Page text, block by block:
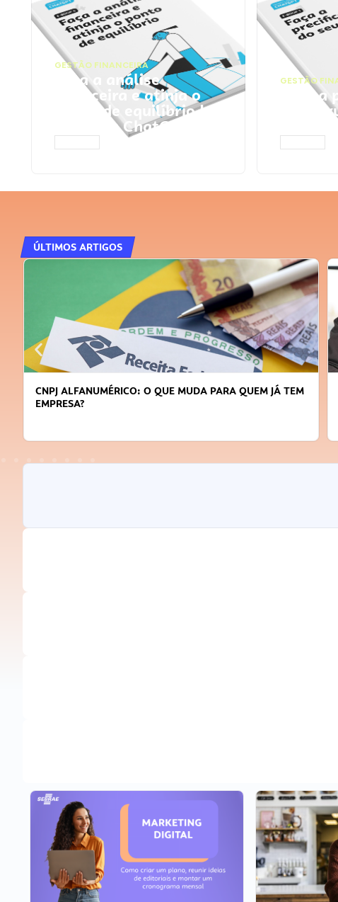
GESTÃO FINANCEIRA
Faça a análise
financeira e atinja o
ponto de equilíbrio |
Prompts ChatGPT
GESTÃO
Faça
seu
ÚLTIMOS ARTIGOS
CNPJ ALFANUMÉRICO: O QUE MUDA PARA QUEM JÁ TEM
EMPRESA?